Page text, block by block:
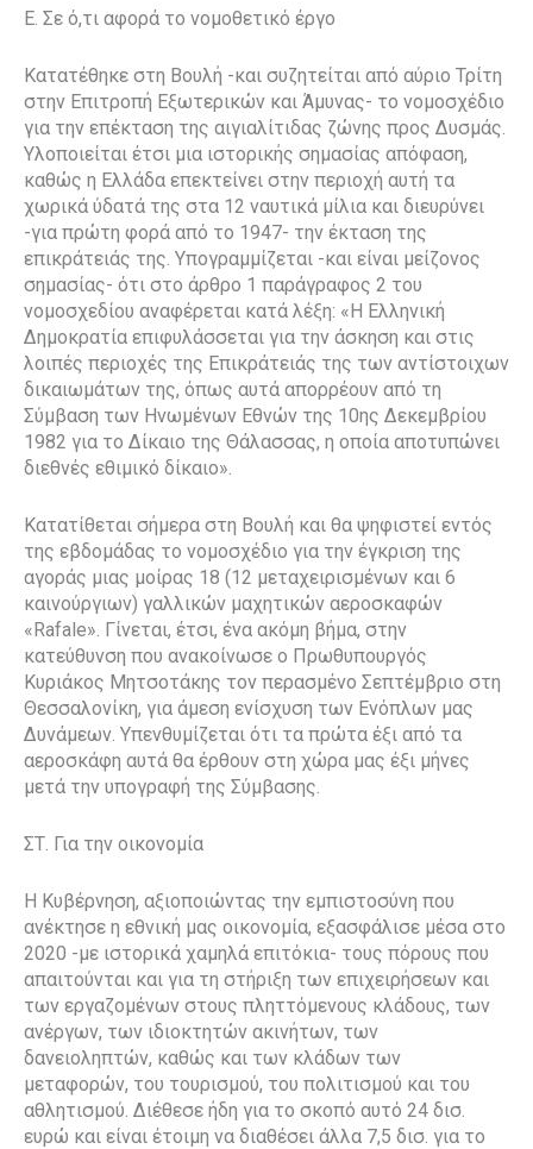
Ε. Σε ό,τι αφορά το νομοθετικό έργο
Κατατέθηκε στη Βουλή -και συζητείται από αύριο Τρίτη
στην Επιτροπή Εξωτερικών και Άμυνας- το νομοσχέδιο
για την επέκταση της αιγιαλίτιδας ζώνης προς Δυσμάς.
Υλοποιείται έτσι μια ιστορικής σημασίας απόφαση,
καθώς η Ελλάδα επεκτείνει στην περιοχή αυτή τα
χωρικά ύδατά της στα 12 ναυτικά μίλια και διευρύνει
-για πρώτη φορά από το 1947- την έκταση της
επικράτειάς της. Υπογραμμίζεται -και είναι μείζονος
σημασίας- ότι στο άρθρο 1 παράγραφος 2 του
νομοσχεδίου αναφέρεται κατά λέξη: «Η Ελληνική
Δημοκρατία επιφυλάσσεται για την άσκηση και στις
λοιπές περιοχές της Επικράτειάς της των αντίστοιχων
δικαιωμάτων της, όπως αυτά απορρέουν από τη
Σύμβαση των Ηνωμένων Εθνών της 10ης Δεκεμβρίου
1982 για το Δίκαιο της Θάλασσας, η οποία αποτυπώνει
διεθνές εθιμικό δίκαιο».
Κατατίθεται σήμερα στη Βουλή και θα ψηφιστεί εντός
της εβδομάδας το νομοσχέδιο για την έγκριση της
αγοράς μιας μοίρας 18 (12 μεταχειρισμένων και 6
καινούργιων) γαλλικών μαχητικών αεροσκαφών
«Rafale». Γίνεται, έτσι, ένα ακόμη βήμα, στην
κατεύθυνση που ανακοίνωσε ο Πρωθυπουργός
Κυριάκος Μητσοτάκης τον περασμένο Σεπτέμβριο στη
Θεσσαλονίκη, για άμεση ενίσχυση των Ενόπλων μας
Δυνάμεων. Υπενθυμίζεται ότι τα πρώτα έξι από τα
αεροσκάφη αυτά θα έρθουν στη χώρα μας έξι μήνες
μετά την υπογραφή της Σύμβασης.
ΣΤ. Για την οικονομία
Η Κυβέρνηση, αξιοποιώντας την εμπιστοσύνη που
ανέκτησε η εθνική μας οικονομία, εξασφάλισε μέσα στο
2020 -με ιστορικά χαμηλά επιτόκια- τους πόρους που
απαιτούνται και για τη στήριξη των επιχειρήσεων και
των εργαζομένων στους πληττόμενους κλάδους, των
ανέργων, των ιδιοκτητών ακινήτων, των
δανειοληπτών, καθώς και των κλάδων των
μεταφορών, του τουρισμού, του πολιτισμού και του
αθλητισμού. Διέθεσε ήδη για το σκοπό αυτό 24 δισ.
ευρώ και είναι έτοιμη να διαθέσει άλλα 7,5 δισ. για το